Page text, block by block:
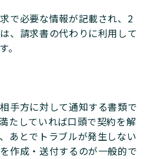
で必要な情報が記載され、2
、請求書の代わりに利用して
。
手方に対して通知する書類で
たしていれば口頭で契約を解
あとでトラブルが発生しない
作成・送付するのが一般的で